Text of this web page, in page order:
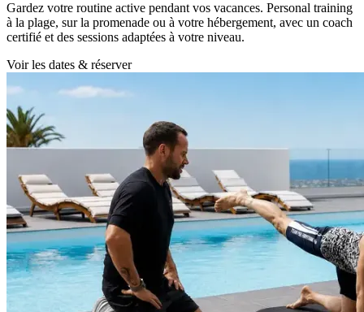
Gardez votre routine active pendant vos vacances. Personal training
à la plage, sur la promenade ou à votre hébergement, avec un coach
certifié et des sessions adaptées à votre niveau.
Voir les dates & réserver